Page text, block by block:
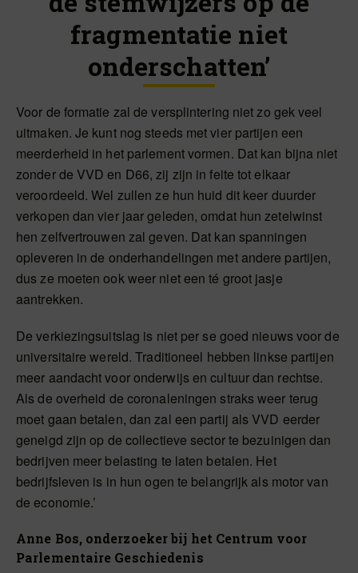
fragmentatie niet
onderschatten’
Voor de formatie zal de versplintering niet zo gek veel
uitmaken. Je kunt nog steeds met vier partijen een
meerderheid in het parlement vormen. Dat kan bijna niet
zonder de VVD en D66, zij zijn in feite tot elkaar
veroordeeld. Wel zullen ze hun huid dit keer duurder
verkopen dan vier jaar geleden, omdat hun zetelwinst
hen zelfvertrouwen zal geven. Dat kan spanningen
opleveren in de onderhandelingen met andere partijen,
dus ze moeten ook weer niet een té groot jasje
aantrekken.
De verkiezingsuitslag is niet per se goed nieuws voor de
universitaire wereld. Traditioneel hebben linkse partijen
meer aandacht voor onderwijs en cultuur dan rechtse.
Als de overheid de coronaleningen straks weer terug
moet gaan betalen, dan zal een partij als VVD eerder
geneigd zijn op de collectieve sector te bezuinigen dan
bedrijven meer belasting te laten betalen. Het
bedrijfsleven is in hun ogen te belangrijk als motor van
de economie.’
Anne Bos, onderzoeker bij het Centrum voor
Parlementaire Geschiedenis